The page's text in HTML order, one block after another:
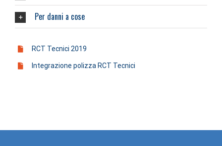
Per danni a cose
RCT Tecnici 2019
Integrazione polizza RCT Tecnici